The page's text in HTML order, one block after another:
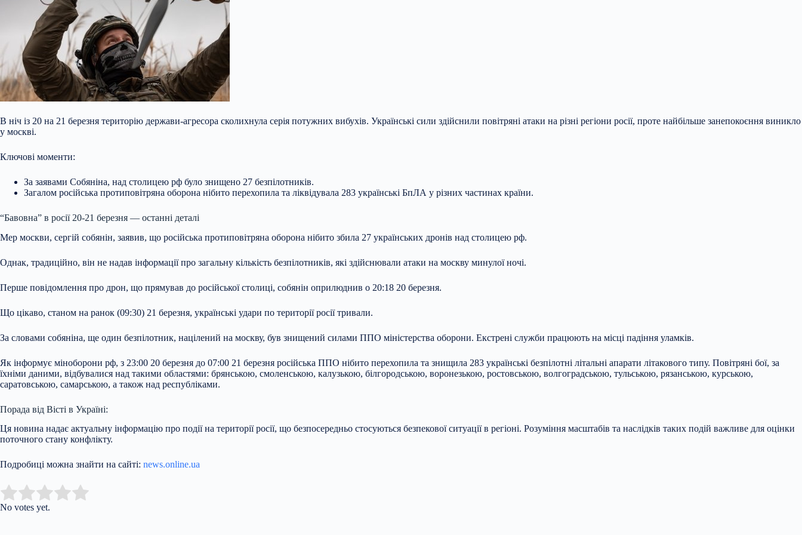
В ніч із 20 на 21 березня територію держави-агресора сколихнула серія потужних вибухів. Українські сили здійснили повітряні атаки на різні регіони росії, проте найбільше занепокоєння виникло
у москві.
Ключові моменти:
За заявами Собяніна, над столицею рф було знищено 27 безпілотників.
Загалом російська протиповітряна оборона нібито перехопила та ліквідувала 283 українські БпЛА у різних частинах країни.
“Бавовна” в росії 20-21 березня — останні деталі
Мер москви, сергій собянін, заявив, що російська протиповітряна оборона нібито збила 27 українських дронів над столицею рф.
Однак, традиційно, він не надав інформації про загальну кількість безпілотників, які здійснювали атаки на москву минулої ночі.
Перше повідомлення про дрон, що прямував до російської столиці, собянін оприлюднив о 20:18 20 березня.
Що цікаво, станом на ранок (09:30) 21 березня, українські удари по території росії тривали.
За словами собяніна, ще один безпілотник, націлений на москву, був знищений силами ППО міністерства оборони. Екстрені служби працюють на місці падіння уламків.
Як інформує міноборони рф, з 23:00 20 березня до 07:00 21 березня російська ППО нібито перехопила та знищила 283 українські безпілотні літальні апарати літакового типу. Повітряні бої, за
їхніми даними, відбувалися над такими областями: брянською, смоленською, калузькою, білгородською, воронезькою, ростовською, волгоградською, тульською, рязанською, курською,
саратовською, самарською, а також над республіками.
Порада від Вісті в Україні:
Ця новина надає актуальну інформацію про події на території росії, що безпосередньо стосуються безпекової ситуації в регіоні. Розуміння масштабів та наслідків таких подій важливе для оцінки
поточного стану конфлікту.
Подробиці можна знайти на сайті: news.online.ua
Rate this item:
No votes yet.